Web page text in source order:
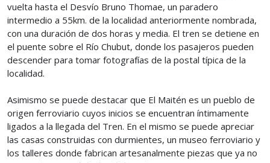
vuelta hasta el Desvío Bruno Thomae, un paradero
intermedio a 55km. de la localidad anteriormente nombrada,
con una duración de dos horas y media. El tren se detiene en
el puente sobre el Río Chubut, donde los pasajeros pueden
descender para tomar fotografías de la postal típica de la
localidad.
Asimismo se puede destacar que El Maitén es un pueblo de
origen ferroviario cuyos inicios se encuentran íntimamente
ligados a la llegada del Tren. En el mismo se puede apreciar
las casas construidas con durmientes, un museo ferroviario y
los talleres donde fabrican artesanalmente piezas que ya no